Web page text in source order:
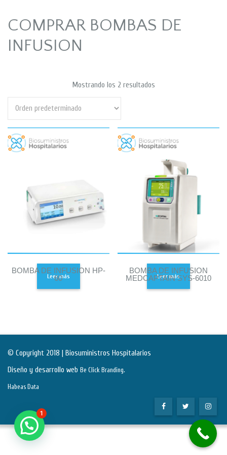
COMPRAR BOMBAS DE
INFUSION
Mostrando los 2 resultados
BOMBA DE INFUSION HP-
60
Leer más
BOMBA DE INFUSION
MEDCAPTAIN SYS-6010
Leer más
© Copyright 2018 | Biosuministros Hospitalarios
Diseño y desarrollo web Be Click Branding.
Habeas Data
1